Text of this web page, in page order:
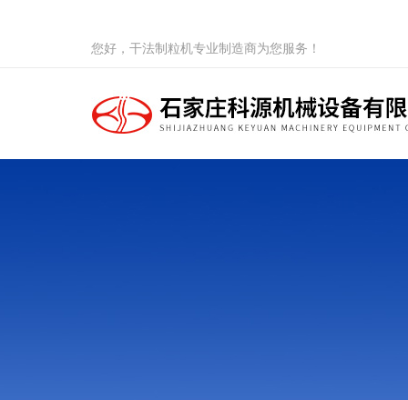
您好，干法制粒机专业制造商为您服务！